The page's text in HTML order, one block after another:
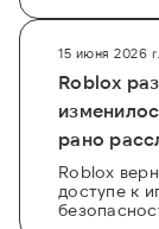
15 июня 2026
Roblox
рано
Roblox
доступе к